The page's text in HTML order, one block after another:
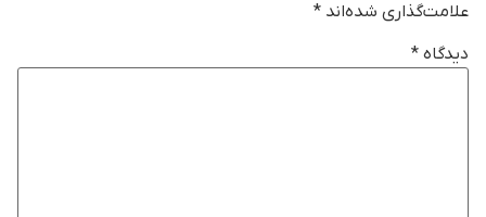
علامت‌گذاری شده‌اند *
دیدگاه *